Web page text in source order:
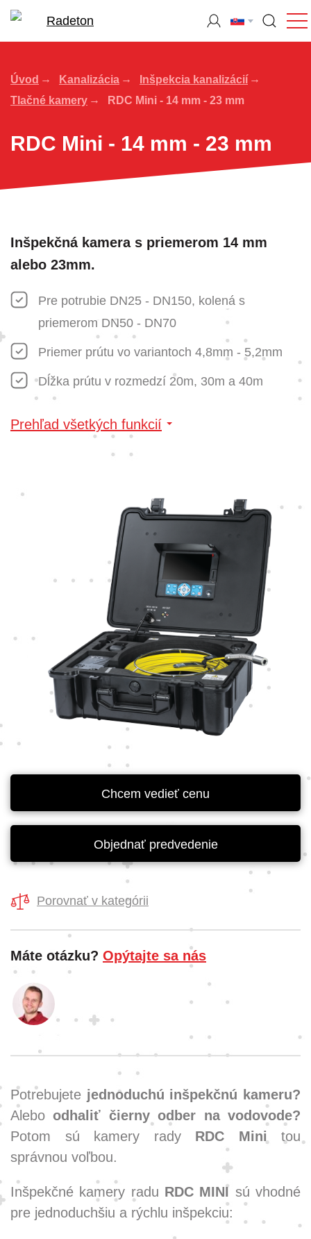
Úvod Kanalizácia
Inšpekcia kanalizácií
Tlačné kamery
RDC Mini - 14 mm - 23 mm
RDC Mini - 14 mm - 23 mm
Inšpekčná kamera s priemerom 14 mm
alebo 23mm.
Pre potrubie DN25 - DN150, kolená s
priemerom DN50 - DN70
Priemer prútu vo variantoch 4,8mm - 5,2mm
Dĺžka prútu v rozmedzí 20m, 30m a 40m
Prehľad všetkých funkcií
Chcem vedieť cenu
Objednať predvedenie
Porovnať v kategórii
Máte otázku? Opýtajte sa nás
Potrebujete jednoduchú inšpekčnú kameru?
Aleboodhaliť čierny odber na vodovode?
Potom sú kamery rady RDC Mini tou
správnou voľbou.
Inšpekčné kamery radu RDC MINI sú vhodné
pre jednoduchšiu a rýchlu inšpekciu: